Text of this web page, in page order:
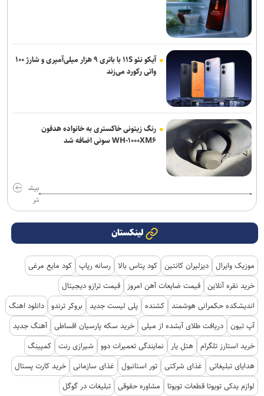
آیکو نئو ۱۱S با باتری ۹ هزار میلی‌آمپری و شارژ ۱۰۰
واتی رکورد می‌زند
رنگ زیتونی خاکستری به خانواده هدفون
WH-۱۰۰۰XM۶ سونی اضافه شد
بیش
تر
لینکستان
موزیک وایرال دیزلیران کانتین کود پتاس بالا رسانه رپاپ کود مایع مرغی
خرید نقره آنلاین قیمت ضایعات آهن امروز
قیمت ترازو دیجیتال
اندیشکده حکمرانی هوشمند کشنده پلی لیست جدید بروکر ترندو دانلود اهنگ
آپ تیون دریافت طلای آبشده از میلی خرید سکه پارسیان اقساطی آهنگ جدید
خرید استارز تلگرام هتل یار نمایندگی تعمیرات دوو شیرازی رنت کمپینگ
هدایای تبلیغاتی
غذای شرکتی تور استانبول غذای سازمانی خرید کارت پستال
لوازم یدکی تویوتا قطعات تویوتا
مشاوره حقوقی تبلیغات در گوگل